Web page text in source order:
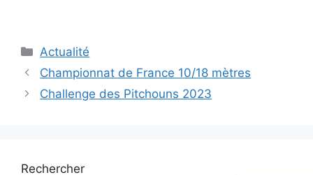
Catégories
Actualité
Navigation
des
Championnat de France 10/18 mètres
Challenge des Pitchouns 2023
Rechercher